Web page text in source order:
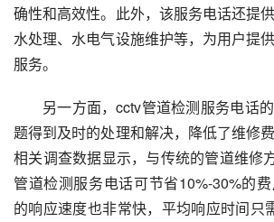
确性和高效性。此外，该服务电话还提
水处理、水电气设施维护等，为用户提
服务。
另一方面，cctv管道检测服务电话
题得到及时的处理和解决，降低了维修
相关调查数据显示，与传统的管道维修
管道检测服务电话可节省10%-30%的
的响应速度也非常快，平均响应时间只